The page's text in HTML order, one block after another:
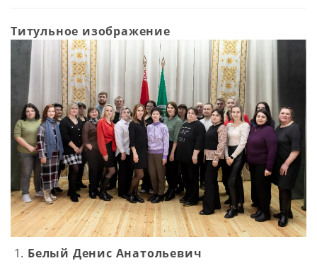
Титульное изображение
Белый Денис Анатольевич